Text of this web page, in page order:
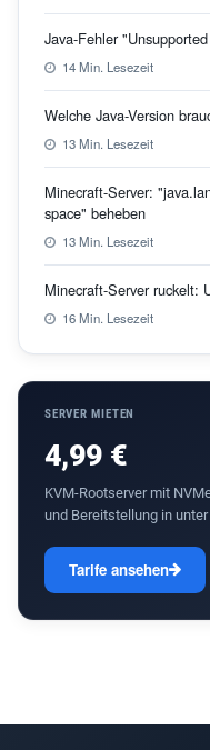
Java-Fehler
14 Min. Lesezeit
Welche Java-Version
13 Min. Lesezeit
Minecraft-Server:
space" beheben
13 Min. Lesezeit
Minecraft-Server ruckelt:
16 Min. Lesezeit
SERVER MIETEN
4,99 €
KVM-Rootserver mit
und Bereitstellung in
Tarife ansehen